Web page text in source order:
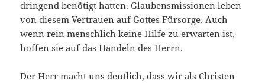
dringend benötigt hatten. Glaubensmissionen leben
von diesem Vertrauen auf Gottes Fürsorge. Auch
wenn rein menschlich keine Hilfe zu erwarten ist,
hoffen sie auf das Handeln des Herrn.
Der Herr macht uns deutlich, dass wir als Christen